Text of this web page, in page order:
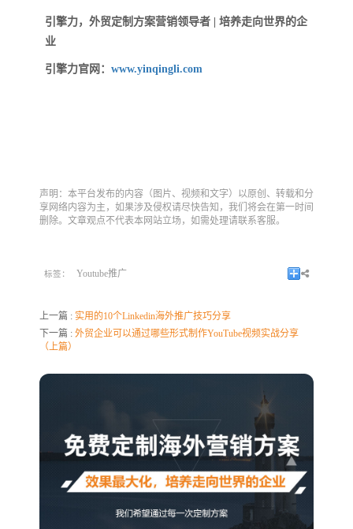
引擎力，外贸定制方案营销领导者 | 培养走向世界的企
业
引擎力官网： www.yinqingli.com
声明：本平台发布的内容（图片、视频和文字）以原创、转载和分
享网络内容为主，如果涉及侵权请尽快告知，我们将会在第一时间
删除。文章观点不代表本网站立场，如需处理请联系客服。
标签： Youtube推广
上一篇 : 实用的10个Linkedin海外推广技巧分享
下一篇 : 外贸企业可以通过哪些形式制作YouTube视频实战分享
（上篇）